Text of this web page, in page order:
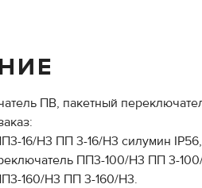
ПВ, пакетный
16/Н3 ПП 3-16/Н3 силумин
ПП3-100/Н3 ПП 3-
160/Н3 ПП 3-160/Н3.